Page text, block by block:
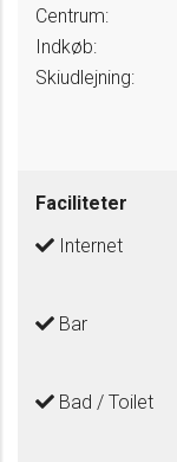
Centrum:
Indkøb:
Skiudlejning:
Faciliteter
Internet
Bar
Bad / Toilet